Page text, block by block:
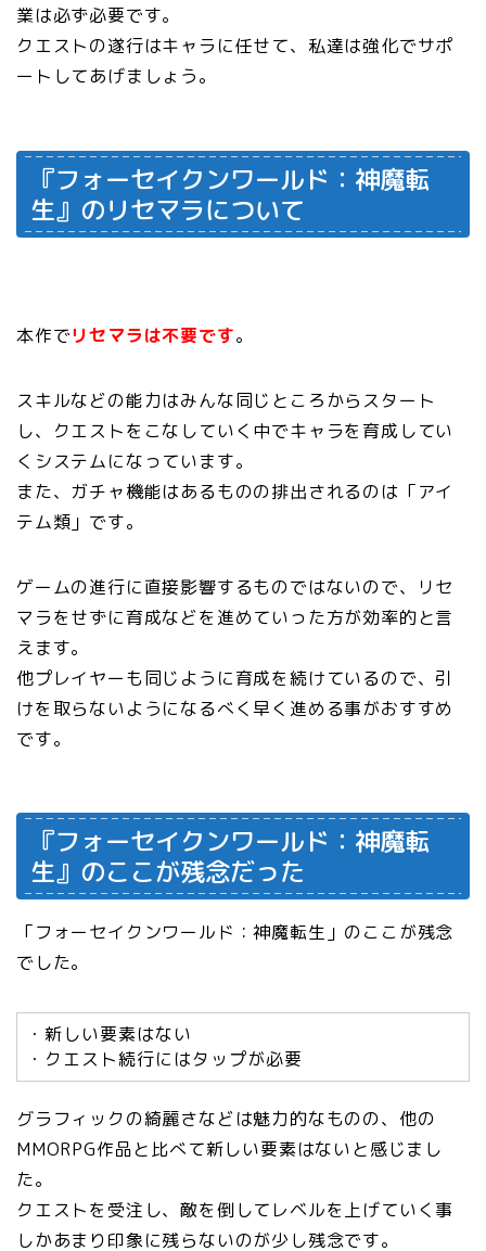
業は必ず必要です。
クエストの遂行はキャラに任せて、私達は強化でサポ
ートしてあげましょう。
『フォーセイクンワールド：神魔転
生』のリセマラについて
本作でリセマラは不要です。
スキルなどの能力はみんな同じところからスタート
し、クエストをこなしていく中でキャラを育成してい
くシステムになっています。
また、ガチャ機能はあるものの排出されるのは「アイ
テム類」です。
ゲームの進行に直接影響するものではないので、リセ
マラをせずに育成などを進めていった方が効率的と言
えます。
他プレイヤーも同じように育成を続けているので、引
けを取らないようになるべく早く進める事がおすすめ
です。
『フォーセイクンワールド：神魔転
生』のここが残念だった
「フォーセイクンワールド：神魔転生」のここが残念
でした。
・新しい要素はない
・クエスト続行にはタップが必要
グラフィックの綺麗さなどは魅力的なものの、他の
MMORPG作品と比べて新しい要素はないと感じまし
た。
クエストを受注し、敵を倒してレベルを上げていく事
しかあまり印象に残らないのが少し残念です。